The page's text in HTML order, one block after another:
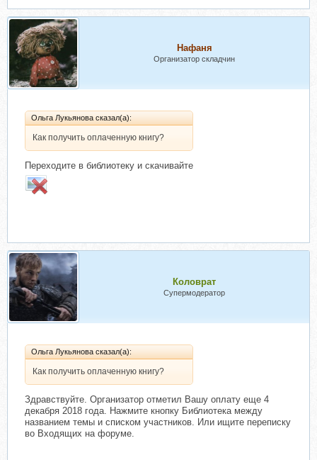
Нафаня
Организатор складчин
Ольга Лукьянова сказал(а):
Как получить оплаченную книгу?
Переходите в библиотеку и скачивайте
Коловрат
Супермодератор
Ольга Лукьянова сказал(а):
Как получить оплаченную книгу?
Здравствуйте. Организатор отметил Вашу оплату еще 4
декабря 2018 года. Нажмите кнопку Библиотека между
названием темы и списком участников. Или ищите переписку
во Входящих на форуме.